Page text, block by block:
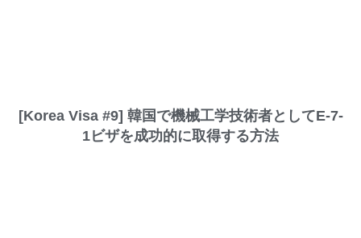
[Korea Visa #9] 韓国で機械工学技術者としてE-7-
1ビザを成功的に取得する方法